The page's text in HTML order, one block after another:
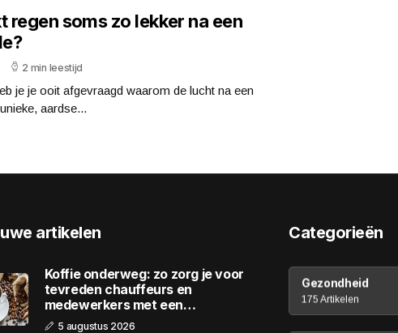
regen soms zo lekker na een
2 min leestijd
je je ooit afgevraagd waarom de lucht na een
aardse...
artikelen
Koffie onderweg: zo zorg je voor
tevreden chauffeurs en
medewerkers met een
wagenpark
5 augustus 2026
Categorieën
Gezondheid
175 Artikelen